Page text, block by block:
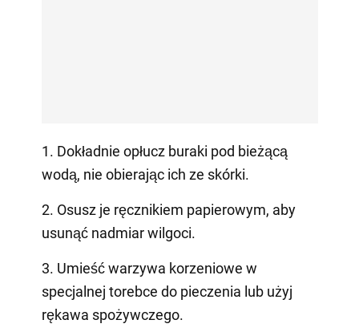
1. Dokładnie opłucz buraki pod bieżącą
wodą, nie obierając ich ze skórki.
2. Osusz je ręcznikiem papierowym, aby
usunąć nadmiar wilgoci.
3. Umieść warzywa korzeniowe w
specjalnej torebce do pieczenia lub użyj
rękawa spożywczego.